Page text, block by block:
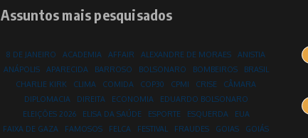
Assuntos mais pesquisados
8 DE JANEIRO ACADEMIA AFFAIR ALEXANDRE DE MORAES
ANISTIA
ANÁPOLIS
APARECIDA BARROSO BOLSONARO BOMBEIROS
BRASIL
CHARLIE KIRK
CLIMA COMIDA COP30 CPMI CRISE
CÂMARA
DIPLOMACIA
DIREITA ECONOMIA
EDUARDO BOLSONARO
ELEIÇÕES 2026
ELISA DA SAÚDE ESPORTE ESQUERDA
EUA
FAIXA DE GAZA
FAMOSOS FELCA FESTIVAL FRAUDES GOIAS
GOIÁS